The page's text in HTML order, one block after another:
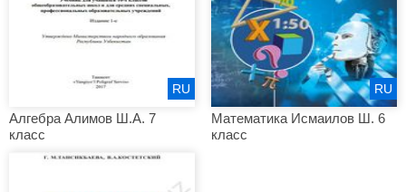
Алгебра Алимов Ш.А. 7
класс
RU
Математика Исмаилов Ш. 6
класс
RU